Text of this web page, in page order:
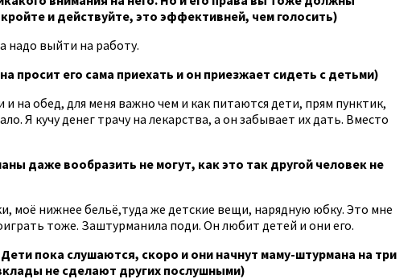
и действуйте, это эффективней, чем голосить)
надо выйти на работу.
просит его сама приехать и он приезжает сидеть с детьми)
на обед, для меня важно чем и как питаются дети, прям пунктик,
Я кучу денег трачу на лекарства, а он забывает их дать. Вместо
даже вообразить не могут, как это так другой человек не
моё нижнее бельё,туда же детские вещи, нарядную юбку. Это мне
тоже. Заштурманила поди. Он любит детей и они его.
пока слушаются, скоро и они начнут маму-штурмана на три
не сделают других послушными)